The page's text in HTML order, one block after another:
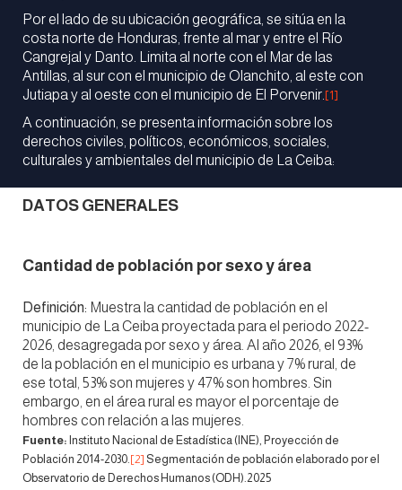
Por el lado de su ubicación geográfica, se sitúa en la
costa norte de Honduras, frente al mar y entre el Río
Cangrejal y Danto. Limita al norte con el Mar de las
Antillas, al sur con el municipio de Olanchito, al este con
Jutiapa y al oeste con el municipio de El Porvenir. [1]
A continuación, se presenta información sobre los
derechos civiles, políticos, económicos, sociales,
culturales y ambientales del municipio de La Ceiba:
DATOS GENERALES
Cantidad de población por sexo y área
Definición: Muestra la cantidad de población en el
municipio de La Ceiba proyectada para el periodo 2022-
2026, desagregada por sexo y área. Al año 2026, el 93%
de la población en el municipio es urbana y 7% rural, de
ese total, 53% son mujeres y 47% son hombres. Sin
embargo, en el área rural es mayor el porcentaje de
hombres con relación a las mujeres.
Fuente: Instituto Nacional de Estadística (INE), Proyección de
Población 2014-2030.[2] Segmentación de población elaborado por el
Observatorio de Derechos Humanos (ODH).2025